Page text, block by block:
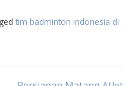
tim badminton indonesia di